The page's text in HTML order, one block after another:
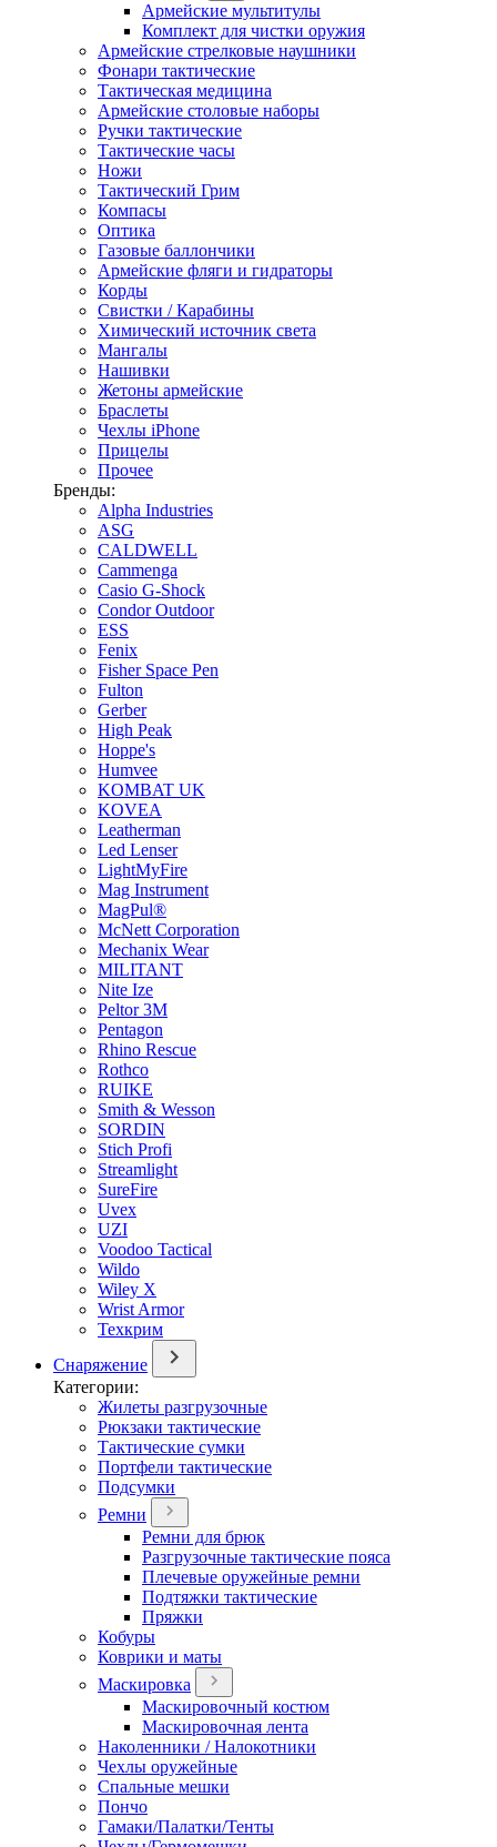
Армейские мультитулы
Комплект для чистки оружия
Армейские стрелковые наушники
Фонари тактические
Тактическая медицина
Армейские столовые наборы
Ручки тактические
Тактические часы
Ножи
Тактический Грим
Компасы
Оптика
Газовые баллончики
Армейские фляги и гидраторы
Корды
Свистки / Карабины
Химический источник света
Мангалы
Нашивки
Жетоны армейские
Браслеты
Чехлы iPhone
Прицелы
Прочее
Бренды:
Alpha Industries
ASG
CALDWELL
Cammenga
Casio G-Shock
Condor Outdoor
ESS
Fenix
Fisher Space Pen
Fulton
Gerber
High Peak
Hoppe's
Humvee
KOMBAT UK
KOVEA
Leatherman
Led Lenser
LightMyFire
Mag Instrument
MagPul®
McNett Corporation
Mechanix Wear
MILITANT
Nite Ize
Peltor 3M
Pentagon
Rhino Rescue
Rothco
RUIKE
Smith & Wesson
SORDIN
Stich Profi
Streamlight
SureFire
Uvex
UZI
Voodoo Tactical
Wildo
Wiley X
Wrist Armor
Техкрим
Снаряжение
Категории:
Жилеты разгрузочные
Рюкзаки тактические
Тактические сумки
Портфели тактические
Подсумки
Ремни
Ремни для брюк
Разгрузочные тактические пояса
Плечевые оружейные ремни
Подтяжки тактические
Пряжки
Кобуры
Коврики и маты
Маскировка
Маскировочный костюм
Маскировочная лента
Наколенники / Налокотники
Чехлы оружейные
Спальные мешки
Пончо
Гамаки/Палатки/Тенты